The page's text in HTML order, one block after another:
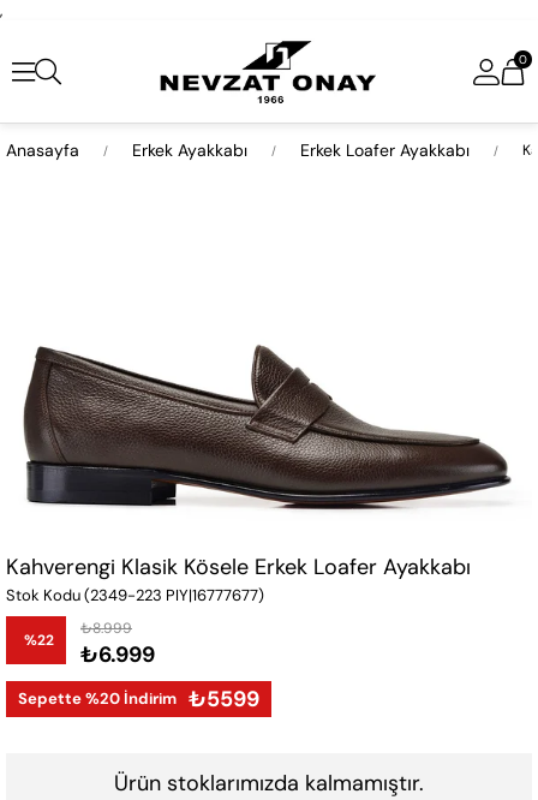
,
0
Anasayfa Erkek Ayakkabı Erkek Loafer Ayakkabı
Kahverengi Klasik Kösele Erkek Loafer Ayakkabı
Stok Kodu(2349-223 PIY|16777677)
%22
İndirim
₺8.999
₺6.999
Sepette %20 İndirim ₺5599
Ürün stoklarımızda kalmamıştır.